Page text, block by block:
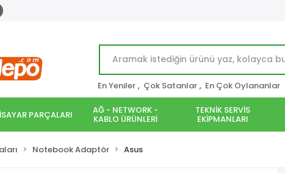
En Yeniler , Çok Satanlar , En Çok Oylananlar
PARÇALARI AĞ - NETWORK -
KABLO ÜRÜNLERİ
TEKNİK SERVİS
EKİPMANLARI
Notebook Adaptör Asus